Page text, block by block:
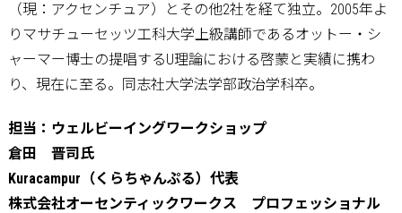
（現：アクセンチュア）とその他2社を経て独立。2005年よ
りマサチューセッツ工科大学上級講師であるオットー・シ
ャーマー博士の提唱するU理論における啓蒙と実績に携わ
り、現在に至る。同志社大学法学部政治学科卒。
担当：ウェルビーイングワークショップ
倉田 晋司氏
Kuracampur（くらちゃんぷる）代表
株式会社オーセンティックワークス プロフェッショナル